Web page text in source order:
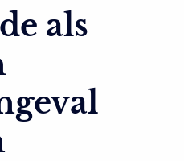
als